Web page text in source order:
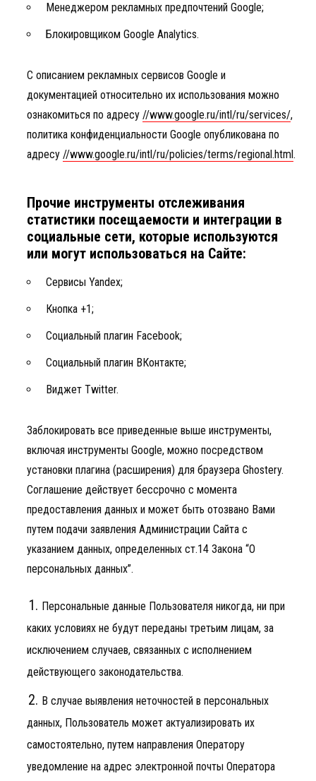
Менеджером рекламных предпочтений Google;
Блокировщиком Google Analytics.
С описанием рекламных сервисов Google и
документацией относительно их использования можно
ознакомиться по адресу //www.google.ru/intl/ru/services/,
политика конфиденциальности Google опубликована по
адресу //www.google.ru/intl/ru/policies/terms/regional.html.
Прочие инструменты отслеживания
статистики посещаемости и интеграции в
социальные сети, которые используются
или могут использоваться на Сайте:
Сервисы Yandex;
Кнопка +1;
Социальный плагин Facebook;
Социальный плагин ВКонтакте;
Виджет Twitter.
Заблокировать все приведенные выше инструменты,
включая инструменты Google, можно посредством
установки плагина (расширения) для браузера Ghostery.
Соглашение действует бессрочно с момента
предоставления данных и может быть отозвано Вами
путем подачи заявления Администрации Сайта с
указанием данных, определенных ст.14 Закона “О
персональных данных”.
Персональные данные Пользователя никогда, ни при
каких условиях не будут переданы третьим лицам, за
исключением случаев, связанных с исполнением
действующего законодательства.
В случае выявления неточностей в персональных
данных, Пользователь может актуализировать их
самостоятельно, путем направления Оператору
уведомление на адрес электронной почты Оператора